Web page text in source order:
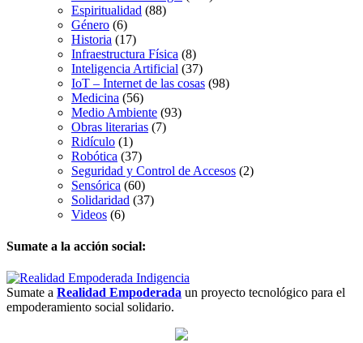
Espiritualidad (88)
Género (6)
Historia (17)
Infraestructura Física (8)
Inteligencia Artificial (37)
IoT – Internet de las cosas (98)
Medicina (56)
Medio Ambiente (93)
Obras literarias (7)
Ridículo (1)
Robótica (37)
Seguridad y Control de Accesos (2)
Sensórica (60)
Solidaridad (37)
Videos (6)
Sumate a la acción social:
Sumate a Realidad Empoderada un proyecto tecnológico para el
empoderamiento social solidario.